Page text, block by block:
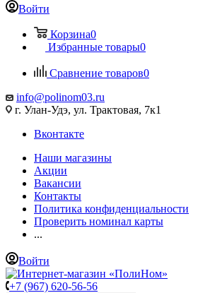
Войти
Корзина0
Избранные товары0
Сравнение товаров0
info@polinom03.ru
г. Улан-Удэ, ул. Трактовая, 7к1
Вконтакте
Наши магазины
Акции
Вакансии
Контакты
Политика конфиденциальности
Проверить номинал карты
...
Войти
+7 (967) 620-56-56